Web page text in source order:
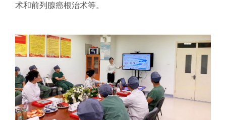
术和前列腺癌根治术等。